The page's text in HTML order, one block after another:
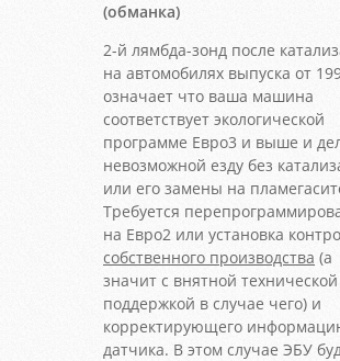
(обманка)
2-й лямбда-зонд после
на автомобилях выпуска от
означает что ваша машина
соответствует экологической
программе Евро3 и выше и
невозможной езду без
или его замены на
Требуется
на Евро2 или установка
собственного производства (а
значит с внятной технической
поддержкой в случае чего) и
корректирующего
датчика. В этом случае ЭБУ